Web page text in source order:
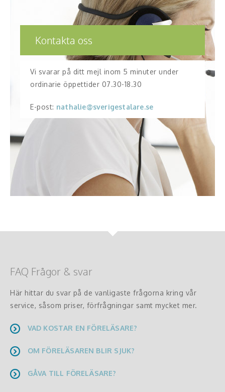
Kontakta oss
Vi svarar på ditt mejl inom 5 minuter under
ordinarie öppettider 07.30-18.30
E-post: nathalie@sverigestalare.se
FAQ Frågor & svar
Här hittar du svar på de vanligaste frågorna kring vår
service, såsom priser, förfrågningar samt mycket mer.
VAD KOSTAR EN FÖRELÄSARE?
OM FÖRELÄSAREN BLIR SJUK?
GÅVA TILL FÖRELÄSARE?